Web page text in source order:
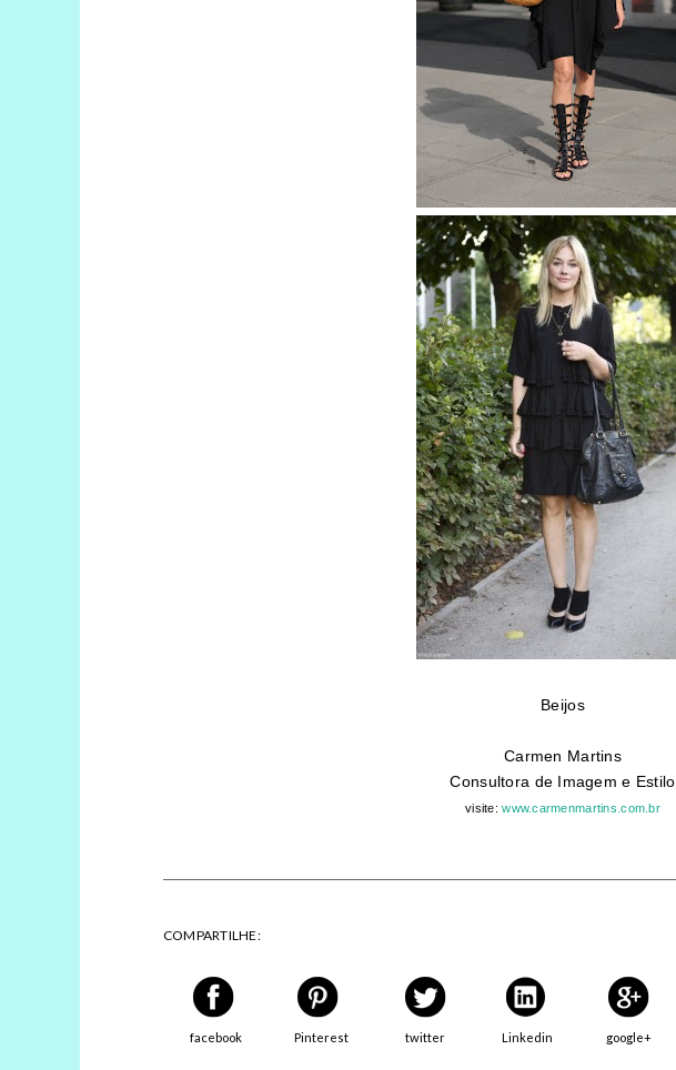
Beijos
Carmen Martins
Consultora de Imagem e Estilo
visite:www.carmenmartins.com.br
COMPARTILHE:
facebook Pinterest twitter Linkedin google+